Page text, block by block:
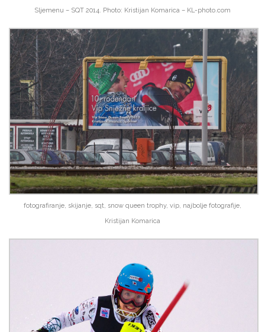
Sljemenu – SQT 2014. Photo: Kristijan Komarica – KL-photo.com
fotografiranje, skijanje, sqt, snow queen trophy, vip, najbolje fotografije,
Kristijan Komarica